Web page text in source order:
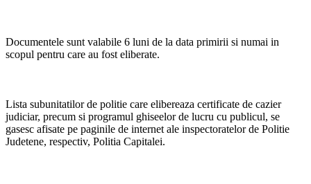
Documentele sunt valabile 6 luni de la data primirii si numai in
scopul pentru care au fost eliberate.
Lista subunitatilor de politie care elibereaza certificate de cazier
judiciar, precum si programul ghiseelor de lucru cu publicul, se
gasesc afisate pe paginile de internet ale inspectoratelor de Politie
Judetene, respectiv, Politia Capitalei.